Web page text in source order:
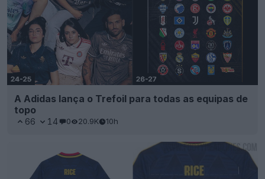
A Adidas lança o Trefoil para todas as equipas de
topo
66 14 0 20.9K 10h